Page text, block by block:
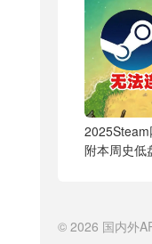
2025Steam
附本周史低
© 2026 国内外